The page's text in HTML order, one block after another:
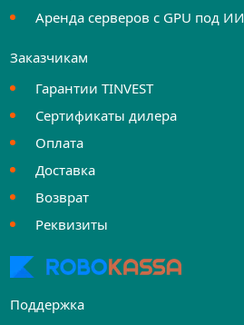
Аренда серверов с GPU под ИИ
Заказчикам
Гарантии TINVEST
Сертификаты дилера
Оплата
Доставка
Возврат
Реквизиты
Поддержка